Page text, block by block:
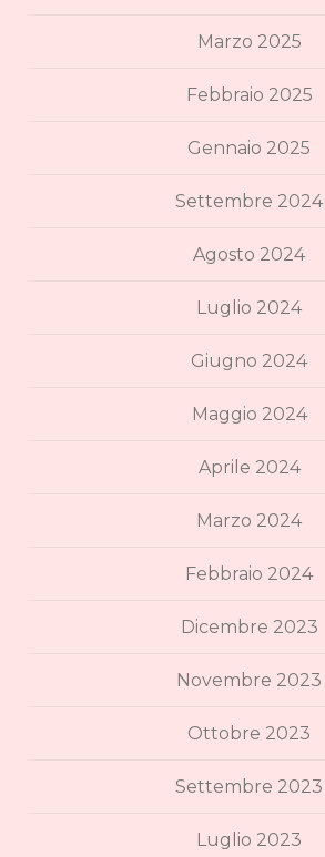
Marzo 2025
Febbraio 2025
Gennaio 2025
Settembre 2024
Agosto 2024
Luglio 2024
Giugno 2024
Maggio 2024
Aprile 2024
Marzo 2024
Febbraio 2024
Dicembre 2023
Novembre 2023
Ottobre 2023
Settembre 2023
Luglio 2023